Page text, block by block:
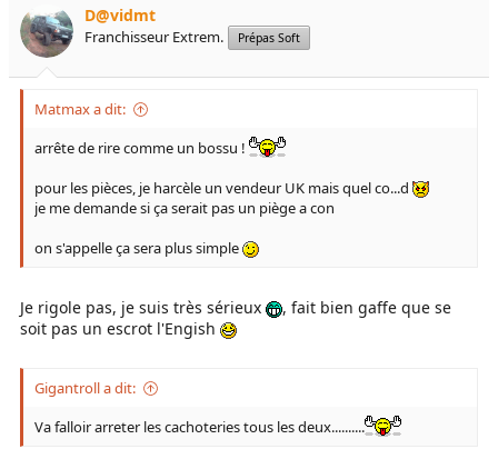
D@vidmt
Franchisseur Extrem. Prépas Soft
Matmax a dit:
arrête de rire comme un bossu !
pour les pièces, je harcèle un vendeur UK mais quel co...d
je me demande si ça serait pas un piège a con
on s'appelle ça sera plus simple
Je rigole pas, je suis très sérieux
, fait bien gaffe que se
soit pas un escrot l'Engish
Gigantroll a dit:
Va falloir arreter les cachoteries tous les deux..........